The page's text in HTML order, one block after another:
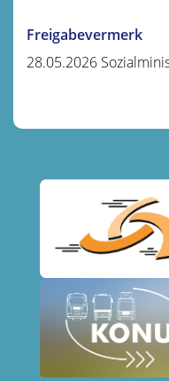
Freigabevermerk
28.05.2026